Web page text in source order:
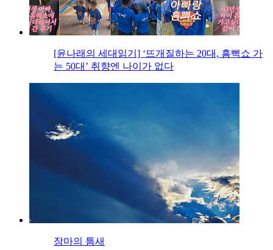
[윤나래의 세대읽기] ‘뜨개질하는 20대, 흠뻑쇼 가
는 50대’ 취향엔 나이가 없다
장마의 틈새